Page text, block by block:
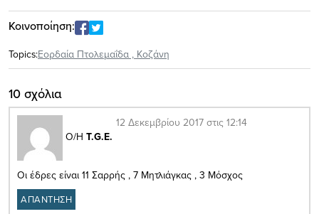
Κοινοποίηση:
Topics:Εορδαία Πτολεμαΐδα , Κοζάνη
10 σχόλια
Ο/Η T.G.E.
12 Δεκεμβρίου 2017 στις 12:14
Οι έδρες είναι 11 Σαρρής , 7 Μητλιάγκας , 3 Μόσχος
ΑΠΑΝΤΗΣΗ